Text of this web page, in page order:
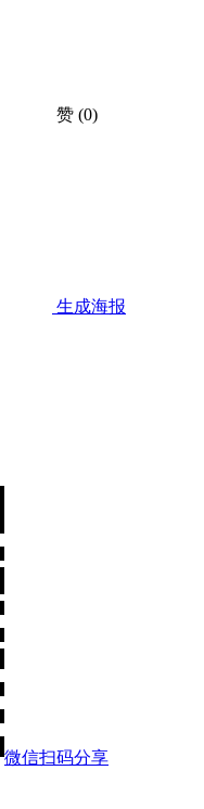
赞 (0)
生成海报
微信扫码分享